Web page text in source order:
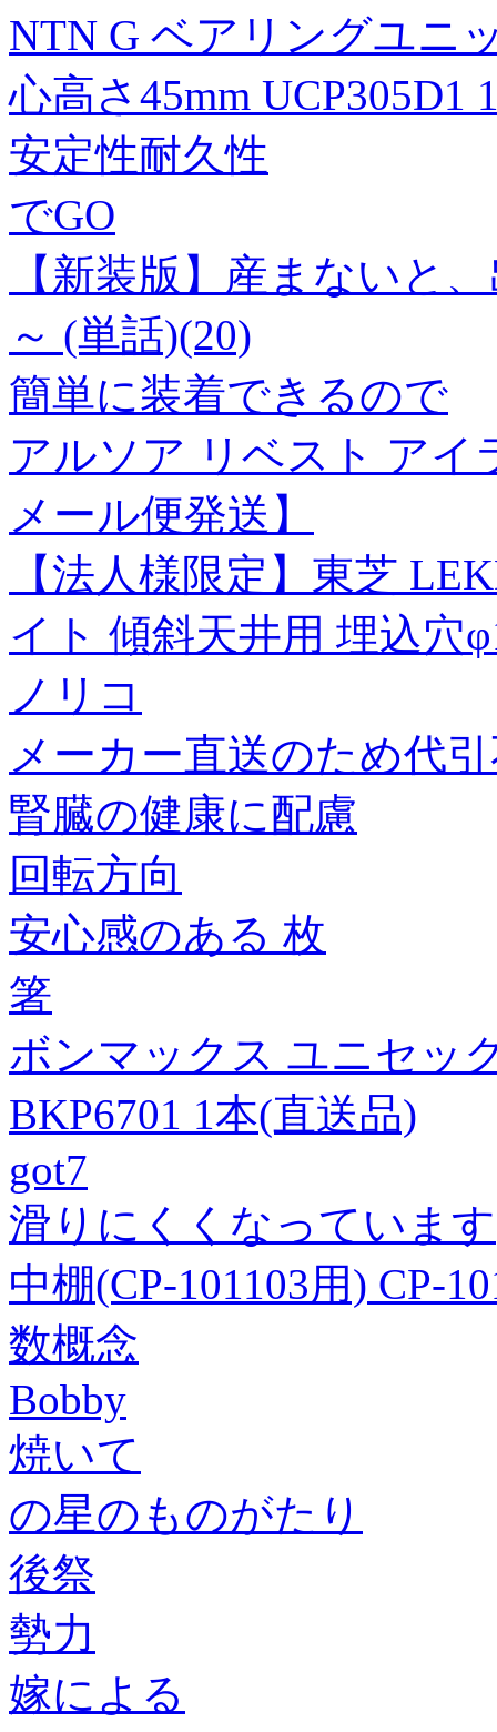
NTN G ベアリングユニ
心高さ45mm UCP305D1
安定性耐久性
でGO
【新装版】産まないと
～ (単話)(20)
簡単に装着できるので
アルソア リベスト アイ
メール便発送】
【法人様限定】東芝
イト 傾斜天井用 埋込穴
ノリコ
メーカー直送のため代
腎臓の健康に配慮
回転方向
安心感のある 枚
箸
ボンマックス ユニセッ
BKP6701 1本(直送品)
got7
滑りにくくなっています
中棚(CP-101103用) CP-
数概念
Bobby
焼いて
の星のものがたり
後祭
勢力
嫁による